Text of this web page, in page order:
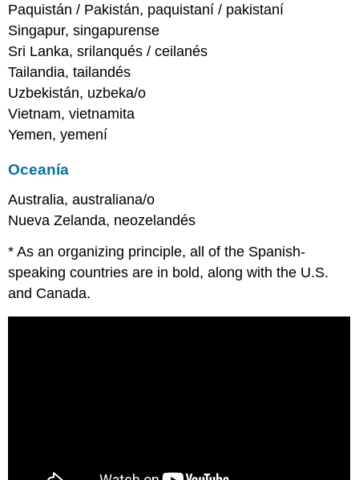
Paquistán / Pakistán, paquistaní / pakistaní
Singapur, singapurense
Sri Lanka, srilanqués / ceilanés
Tailandia, tailandés
Uzbekistán, uzbeka/o
Vietnam, vietnamita
Yemen, yemení
Oceanía
Australia, australiana/o
Nueva Zelanda, neozelandés
* As an organizing principle, all of the Spanish-
speaking countries are in bold, along with the U.S.
and Canada.